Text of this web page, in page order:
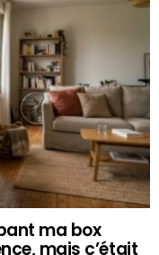
ma box
mais c’était